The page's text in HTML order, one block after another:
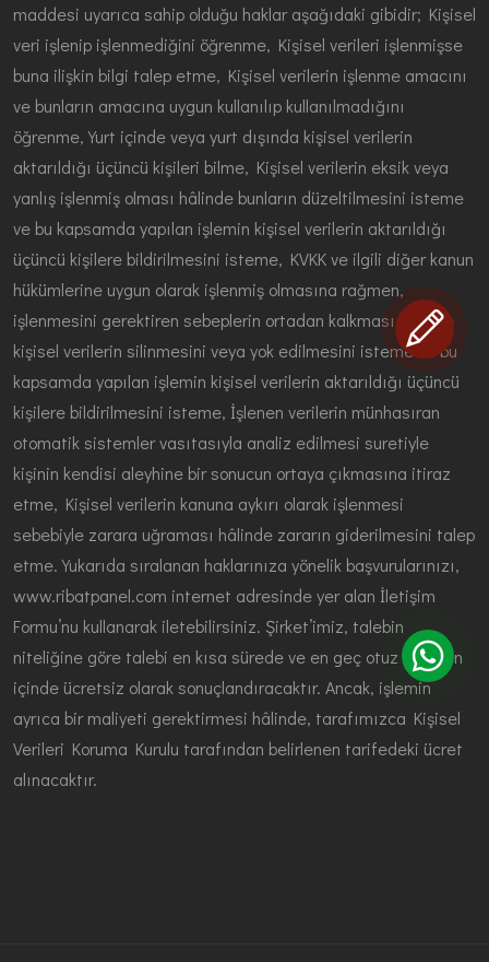
maddesi uyarıca sahip olduğu haklar aşağıdaki gibidir; Kişisel
veri işlenip işlenmediğini öğrenme, Kişisel verileri işlenmişse
buna ilişkin bilgi talep etme, Kişisel verilerin işlenme amacını
ve bunların amacına uygun kullanılıp kullanılmadığını
öğrenme, Yurt içinde veya yurt dışında kişisel verilerin
aktarıldığı üçüncü kişileri bilme, Kişisel verilerin eksik veya
yanlış işlenmiş olması hâlinde bunların düzeltilmesini isteme
ve bu kapsamda yapılan işlemin kişisel verilerin aktarıldığı
üçüncü kişilere bildirilmesini isteme, KVKK ve ilgili diğer kanun
hükümlerine uygun olarak işlenmiş olmasına rağmen,
işlenmesini gerektiren sebeplerin ortadan kalkması hâlinde
kişisel verilerin silinmesini veya yok edilmesini isteme ve bu
kapsamda yapılan işlemin kişisel verilerin aktarıldığı üçüncü
kişilere bildirilmesini isteme, İşlenen verilerin münhasıran
otomatik sistemler vasıtasıyla analiz edilmesi suretiyle
kişinin kendisi aleyhine bir sonucun ortaya çıkmasına itiraz
etme, Kişisel verilerin kanuna aykırı olarak işlenmesi
sebebiyle zarara uğraması hâlinde zararın giderilmesini talep
etme. Yukarıda sıralanan haklarınıza yönelik başvurularınızı,
www.ribatpanel.com internet adresinde yer alan İletişim
Formu’nu kullanarak iletebilirsiniz. Şirket’imiz, talebin
niteliğine göre talebi en kısa sürede ve en geç otuz (30) gün
içinde ücretsiz olarak sonuçlandıracaktır. Ancak, işlemin
ayrıca bir maliyeti gerektirmesi hâlinde, tarafımızca Kişisel
Verileri Koruma Kurulu tarafından belirlenen tarifedeki ücret
alınacaktır.